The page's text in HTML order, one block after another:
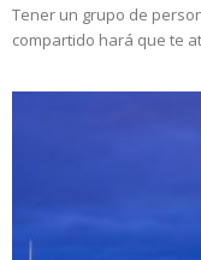
Tener un grupo de
compartido hará que te